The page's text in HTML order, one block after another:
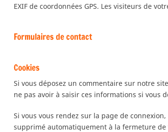
EXIF de coordonnées GPS. Les visiteurs de
Formulaires de contact
Cookies
Si vous déposez un commentaire sur notre
ne pas avoir à saisir ces informations si vous
Si vous vous rendez sur la page de
supprimé automatiquement à la fermeture